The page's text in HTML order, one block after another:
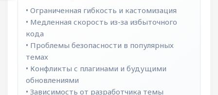
• Ограниченная гибкость и кастомизация
• Медленная скорость из-за избыточного
кода
• Проблемы безопасности в популярных
темах
• Конфликты с плагинами и будущими
обновлениями
• Зависимость от разработчика темы